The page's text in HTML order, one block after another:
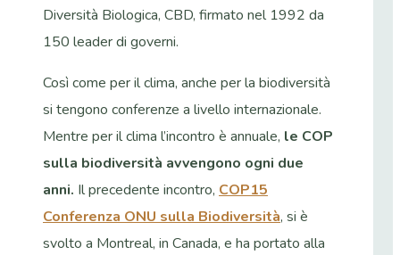
Diversità Biologica, CBD, firmato nel 1992 da
150 leader di governi.
Così come per il clima, anche per la biodiversità
si tengono conferenze a livello internazionale.
Mentre per il clima l’incontro è annuale, le COP
sulla biodiversità avvengono ogni due
anni. Il precedente incontro, COP15
Conferenza ONU sulla Biodiversità, si è
svolto a Montreal, in Canada, e ha portato alla